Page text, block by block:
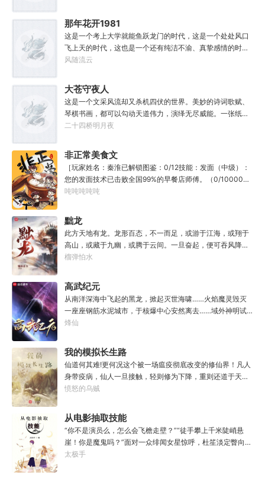
那年花开1981
这是一个考上大学就能鱼跃龙门的时代，这是一个处处风口
飞上天的时代，这也是一个还有纯洁不渝、真挚感情的时
代；只不过李野刚刚来到这个时代，却被劝着放弃高考进厂
冲刺型选手会考不上？那岂不是辜负了那么多年体育老师的
教导？”
风随流云
大苍守夜人
这是一个文采风流却又杀机四伏的世界。美妙的诗词歌赋、
琴棋书画，都可以勾动天道伟力，演绎无尽威能。一张纸可
封万载凶谷，一滴墨可将三千里海域化为永夜。林苏进入这
人毕生难以触摸的天花板，敢与诸子百家圣人争道。精智
计，察人心，演绎兵法三十六计，弹指间可换一国之君。不
知者谓他情种，知他者，言他为真性情。
二十四桥明月夜
非正常美食文
［玩家姓名：秦淮已解锁图鉴：0/12技能：发面（中级）：
您的发面技术已击败全国99%的早餐店师傅。（0/10000）
调馅（高级）：您的调馅水平已击败全国100%的早餐店师
的那一刻，美食文主角迎来了他加载成功的系统。秦淮：美
食文，早说呀，这个他熟！后来——秦淮发现这好像不是个
单纯的美食文系统。好像还加了些奇奇怪怪的东西。连带着
他看邻居、朋友、客人、员工都不太像人……不过没事。遇
事不决，先吃一口！.游戏说明：1.本游戏自由度极高，请玩
力解锁图鉴。3.一切解释归游戏所有。
吨吨吨吨吨
黜龙
此方天地有龙。龙形百态，不一而足，或游于江海，或翔于
高山，或藏于九幽，或腾于云间。一旦奋起，便可吞风降
雪，引江划河，落雷喷火，分山避海。此处人间也有龙。人
之志。一时机发，便可翻云覆雨，决势分野，定鼎问道，证
位成龙。作为一个迷路的穿越者，张行一开始也想成龙，但
后来，他发现这个行当卷的太厉害了，就决定改行，去黜落
群龙。所谓行尽天下路，使天地处处通，黜遍天下龙，使世
间人人可为龙。
榴弹怕水
高武纪元
从南洋深海中飞起的黑龙，掀起灭世海啸……火焰魔灵毁灭
一座座钢筋水泥城市，于核爆中心安然离去……域外神明试
图统治整片星海……这是人类科技高度发达的未来世界。也
源，心怀能观想星海的奇异神宫，在这个世界艰难前行。多
年以后。“我现在的飞行速度是122682米/每秒，力量爆发
是……”李源在距蓝星表层约180公里的大气层中极速飞行，
冰冷眸子盯着昏暗虚空尽头那条形似神话传说中神龙的庞然
大物：“你，应该是所有入侵半神生命体中最强的一个
烽仙
我的模拟长生路
仙道何其难!更何况这个被一场瘟疫彻底改变的修仙界！凡人
身带疫病，仙人一旦接触，轻则修为下降，重则还道于天，
于是仙凡永隔；仙法不可同修，整个修仙界成为了一个巨大
凡尘中打滚，蹉跎一生。好在临终之时终于觉醒异宝，能够
化真为假，将真实的人生转为黄粱一梦，重回刚穿越之时！
于是，李凡开始了他的漫漫长生路！第二世，李凡历时五十
载终权倾天下，但却遍寻世间而不见仙踪。只在人生的末尾
得见仙人痕迹。第三世，李凡殚精竭虑、百般谋划，却终抵
愤怒的乌贼
从电影抽取技能
“你不是演员么，怎么会飞檐走壁？”“徒手攀上千米陡峭悬
崖！你是魔鬼吗？”面对一众绯闻女星惊呼，杜笙淡定瞥向从
影片中获得的绝技：【龙象般若功（紫）：十龙十象之力，
太极手